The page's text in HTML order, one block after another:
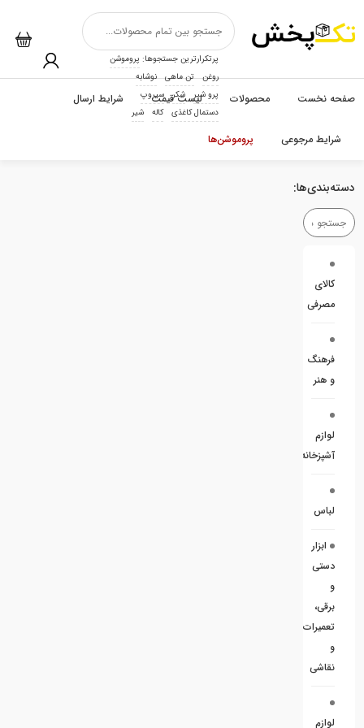
پرتکرارترین جستجوها: پروموشن
روغن
تن ماهی
نوشابه
پرو شیر
شکر
سیروپ
دستمال کاغذی
کاله شیر
صفحه نخست محصولات لیست قیمت شرایط ارسال
شرایط مرجوعی پروموشن‌ها
دسته‌بندی‌ها:
کالای
مصرفی
فرهنگ
و هنر
لوازم
آشپزخانه
لباس
ابزار
دستی
و
برقی،
تعمیرات
و
نقاشی
لوازم